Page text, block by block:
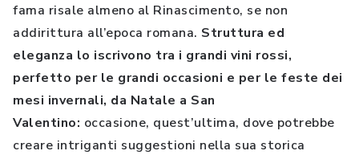
fama risale almeno al Rinascimento, se non
addirittura all’epoca romana. Struttura ed
eleganza lo iscrivono tra i grandi vini rossi,
perfetto per le grandi occasioni e per le feste dei
mesi invernali, da Natale a San
Valentino: occasione, quest’ultima, dove potrebbe
creare intriganti suggestioni nella sua storica